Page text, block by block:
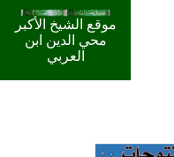
موقع الشيخ الأكبر
محي الدين ابن
العربي